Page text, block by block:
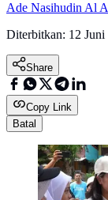
Ade Nasihudin Al
Diterbitkan: 12
Share
Copy Link
Batal